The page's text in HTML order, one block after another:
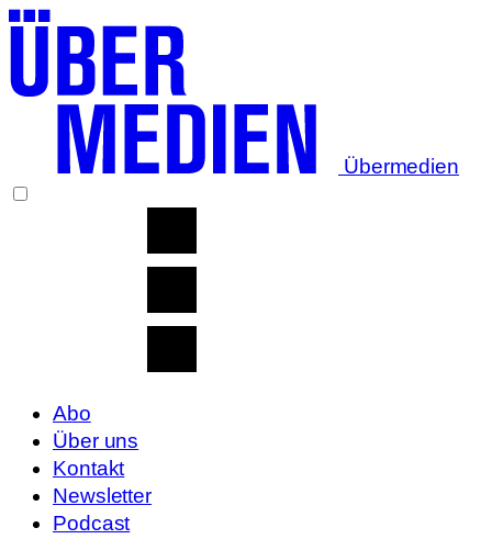
Übermedien
Abo
Über uns
Kontakt
Newsletter
Podcast